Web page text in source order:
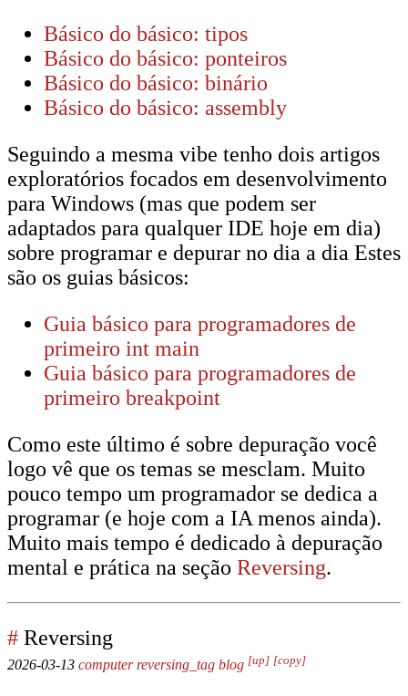
Básico do básico: tipos
Básico do básico: ponteiros
Básico do básico: binário
Básico do básico: assembly
Seguindo a mesma vibe tenho dois artigos
exploratórios focados em desenvolvimento
para Windows (mas que podem ser
adaptados para qualquer IDE hoje em dia)
sobre programar e depurar no dia a dia Estes
são os guias básicos:
Guia básico para programadores de
primeiro int main
Guia básico para programadores de
primeiro breakpoint
Como este último é sobre depuração você
logo vê que os temas se mesclam. Muito
pouco tempo um programador se dedica a
programar (e hoje com a IA menos ainda).
Muito mais tempo é dedicado à depuração
mental e prática na seção Reversing.
# Reversing
2026-03-13 computer reversing_tag blog [up] [copy]